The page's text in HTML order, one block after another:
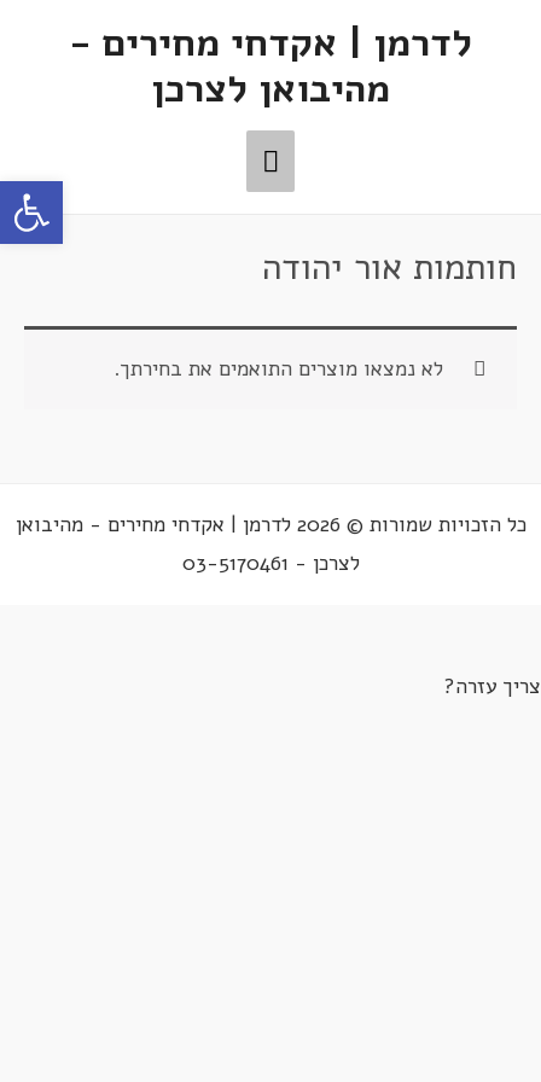
לדרמן | אקדחי מחירים -
מהיבואן לצרכן
חותמות אור יהודה
לא נמצאו מוצרים התואמים את בחירתך.
כל הזכויות שמורות © 2026 לדרמן | אקדחי מחירים - מהיבואן
לצרכן - 03-5170461
צריך עזרה?
פתח